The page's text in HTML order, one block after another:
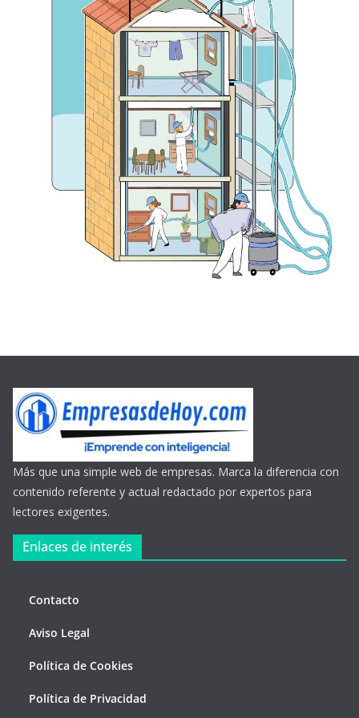
Más que una simple web de empresas. Marca la diferencia con
contenido referente y actual redactado por expertos para
lectores exigentes.
Enlaces de interés
Contacto
Aviso Legal
Política de Cookies
Política de Privacidad